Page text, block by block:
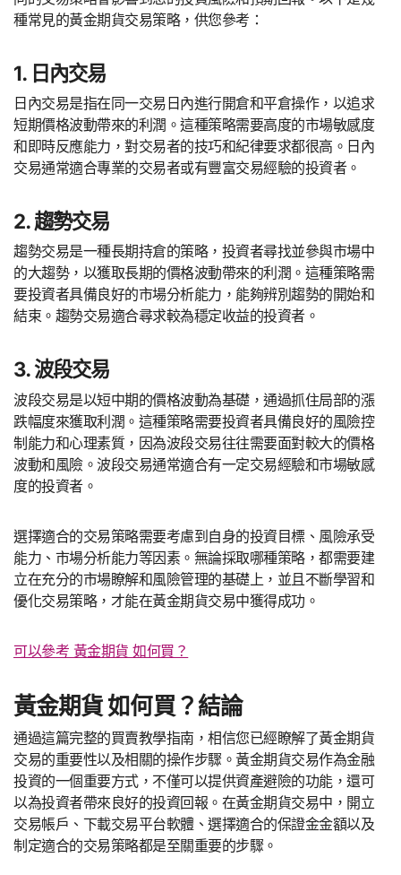
種常見的黃金期貨交易策略，供您參考：
1. 日內交易
日內交易是指在同一交易日內進行開倉和平倉操作，以追求
短期價格波動帶來的利潤。這種策略需要高度的市場敏感度
和即時反應能力，對交易者的技巧和紀律要求都很高。日內
交易通常適合專業的交易者或有豐富交易經驗的投資者。
2. 趨勢交易
趨勢交易是一種長期持倉的策略，投資者尋找並參與市場中
的大趨勢，以獲取長期的價格波動帶來的利潤。這種策略需
要投資者具備良好的市場分析能力，能夠辨別趨勢的開始和
結束。趨勢交易適合尋求較為穩定收益的投資者。
3. 波段交易
波段交易是以短中期的價格波動為基礎，通過抓住局部的漲
跌幅度來獲取利潤。這種策略需要投資者具備良好的風險控
制能力和心理素質，因為波段交易往往需要面對較大的價格
波動和風險。波段交易通常適合有一定交易經驗和市場敏感
度的投資者。
選擇適合的交易策略需要考慮到自身的投資目標、風險承受
能力、市場分析能力等因素。無論採取哪種策略，都需要建
立在充分的市場瞭解和風險管理的基礎上，並且不斷學習和
優化交易策略，才能在黃金期貨交易中獲得成功。
可以參考 黃金期貨 如何買？
黃金期貨 如何買？結論
通過這篇完整的買賣教學指南，相信您已經瞭解了黃金期貨
交易的重要性以及相關的操作步驟。黃金期貨交易作為金融
投資的一個重要方式，不僅可以提供資產避險的功能，還可
以為投資者帶來良好的投資回報。在黃金期貨交易中，開立
交易帳戶、下載交易平台軟體、選擇適合的保證金金額以及
制定適合的交易策略都是至關重要的步驟。